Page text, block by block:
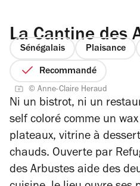
La Cantine des
Sénégalais Plaisance
Recommandé
© Anne-Claire Heraud
Ni un bistrot, ni un
self coloré comme un
plateaux, vitrine à
chauds. Ouverte par
des Arbustes aide des